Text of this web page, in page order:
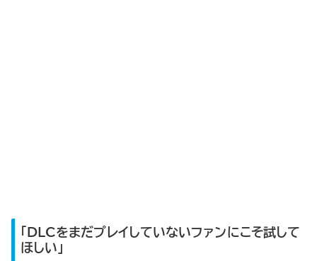
「DLCをまだプレイしていないファンにこそ試して
ほしい」